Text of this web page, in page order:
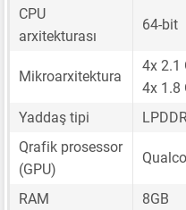
CPU
arxitekturası
64-bit
Mikroarxitektura
4x 2.1
4x 1.8
Yaddaş tipi
Qrafik prosessor
(GPU)
RAM 8GB